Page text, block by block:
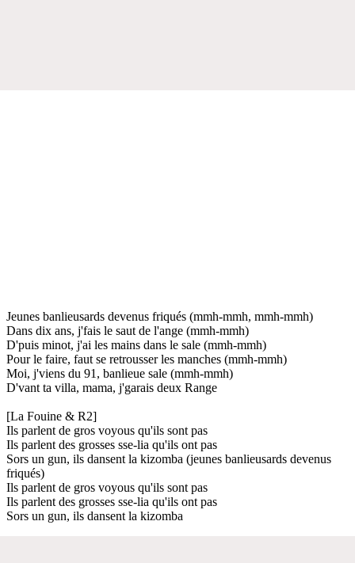
Jeunes banlieusards devenus friqués (mmh-mmh, mmh-mmh)
Dans dix ans, j'fais le saut de l'ange (mmh-mmh)
D'puis minot, j'ai les mains dans le sale (mmh-mmh)
Pour le faire, faut se retrousser les manches (mmh-mmh)
Moi, j'viens du 91, banlieue sale (mmh-mmh)
D'vant ta villa, mama, j'garais deux Range
[La Fouine & R2]
Ils parlent de gros voyous qu'ils sont pas
Ils parlent des grosses sse-lia qu'ils ont pas
Sors un gun, ils dansent la kizomba (jeunes banlieusards devenus
friqués)
Ils parlent de gros voyous qu'ils sont pas
Ils parlent des grosses sse-lia qu'ils ont pas
Sors un gun, ils dansent la kizomba